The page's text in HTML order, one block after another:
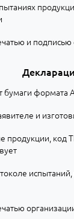
и
бумаги формата
и
продукции, код